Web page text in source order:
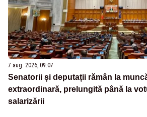
7 aug. 2026, 09:07
Senatorii și deputații rămân la
extraordinară, prelungită până la
salarizării